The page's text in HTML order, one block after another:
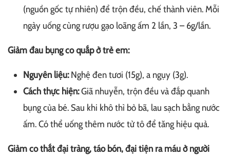
(nguồn gốc tự nhiên) để trộn đều, chế thành viên. Mỗi
ngày uống cùng rượu gạo loãng ấm 2 lần, 3 – 6g/lần.
Giảm đau bụng co quắp ở trẻ em:
Nguyên liệu:Nghệ đen tươi (15g), a ngụy (3g).
Cách thực hiện:Giã nhuyễn, trộn đều và đắp quanh
bụng của bé. Sau khi khô thì bỏ bã, lau sạch bằng nước
ấm. Có thể uống thêm nước tử tô để tăng hiệu quả.
Giảm co thắt đại tràng, táo bón, đại tiện ra máu ở người